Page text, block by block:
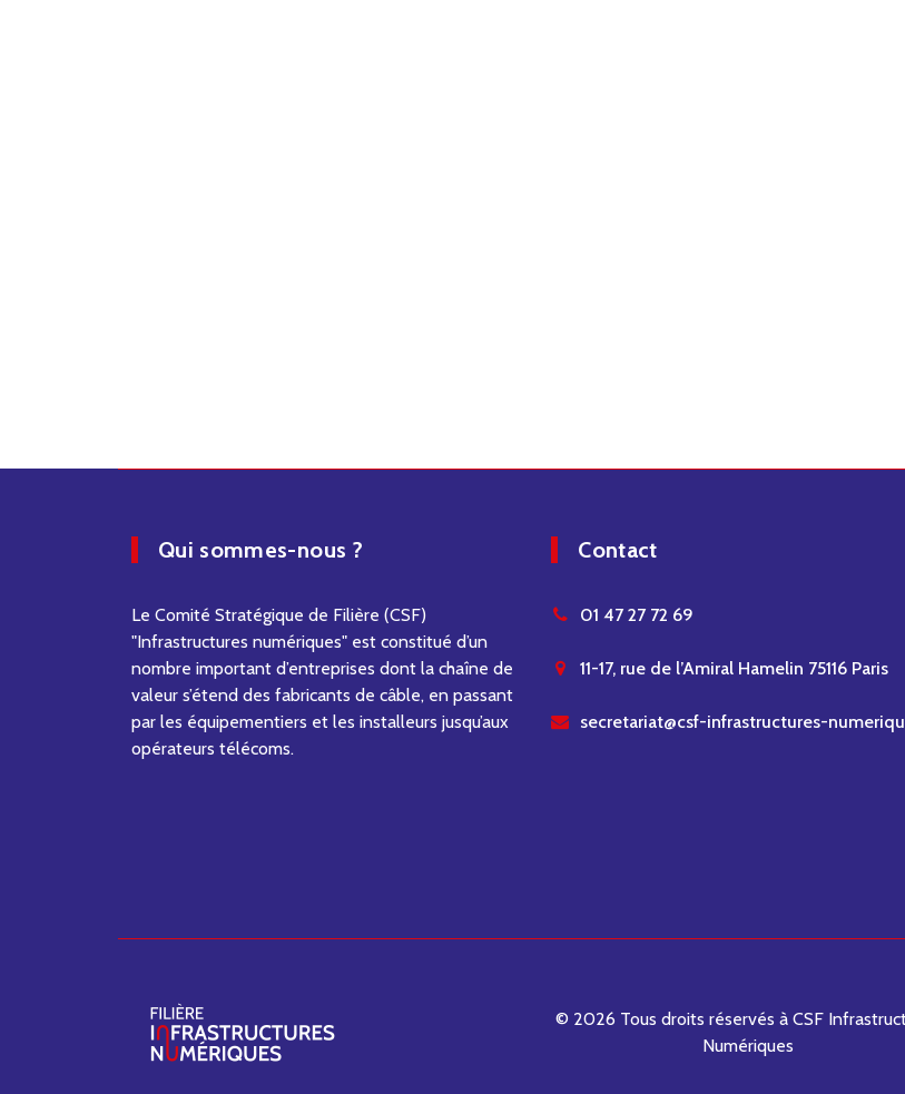
Qui sommes-nous ?
Le Comité Stratégique de Filière (CSF)
"Infrastructures numériques" est constitué d’un
nombre important d’entreprises dont la chaîne de
valeur s’étend des fabricants de câble, en passant
par les équipementiers et les installeurs jusqu’aux
opérateurs télécoms.
Contact
01 47 27 72 69
11-17, rue de l’Amiral Hamelin 75116 Paris
secretariat@csf-infrastructures-
© 2026 Tous droits réservés à CSF
Numériques